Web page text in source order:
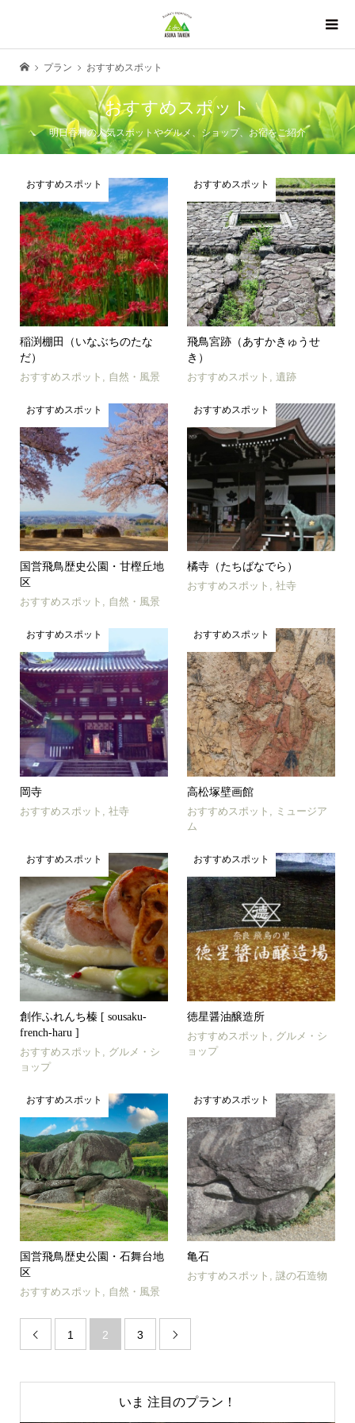
プラン おすすめスポット
おすすめスポット
明日香村の人気スポットやグルメ、ショップ、お宿をご紹介
おすすめスポット
稲渕棚田（いなぶちのたな
だ）
おすすめスポット
自然・風景
おすすめスポット
飛鳥宮跡（あすかきゅうせ
き）
おすすめスポット
,遺跡
おすすめスポット
国営飛鳥歴史公園・甘樫丘地
区
おすすめスポット , 自然・風景
おすすめスポット
橘寺（たちばなでら）
おすすめスポット ,社寺
おすすめスポット
岡寺
おすすめスポット
社寺
おすすめスポット
高松塚壁画館
おすすめスポット
ミュージア
ム
おすすめスポット
創作ふれんち榛 [ sousaku-
french-haru ]
おすすめスポット
グルメ・シ
ョップ
おすすめスポット
徳星醤油醸造所
おすすめスポット
グルメ・シ
ョップ
おすすめスポット
国営飛鳥歴史公園・石舞台地
区
おすすめスポット , 自然・風景
おすすめスポット
亀石
おすすめスポット ,謎の石造物
 1 2 3 
いま 注目のプラン！